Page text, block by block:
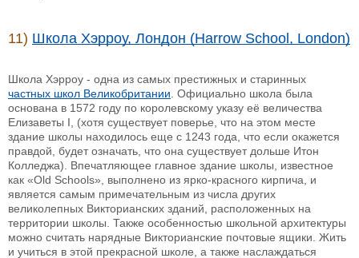
11) Школа Хэрроу, Лондон (Harrow School, London)
Школа Хэрроу - одна из самых престижных и старинных
частных школ Великобритании . Официально школа была
основана в 1572 году по королевскому указу её величества
Елизаветы I, (хотя существует поверье, что на этом месте
здание школы находилось еще с 1243 года, что если окажется
правдой, будет означать, что она существует дольше Итон
Колледжа). Впечатляющее главное здание школы, известное
как «Old Schools», выполнено из ярко-красного кирпича, и
является самым примечательным из числа других
великолепных Викторианских зданий, расположенных на
территории школы. Также особенностью школьной архитектуры
можно считать нарядные Викторианские почтовые ящики. Жить
и учиться в этой прекрасной школе, а также наслаждаться